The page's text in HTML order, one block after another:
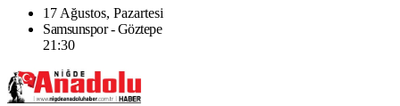
17 Ağustos, Pazartesi
Samsunspor - Göztepe
21:30